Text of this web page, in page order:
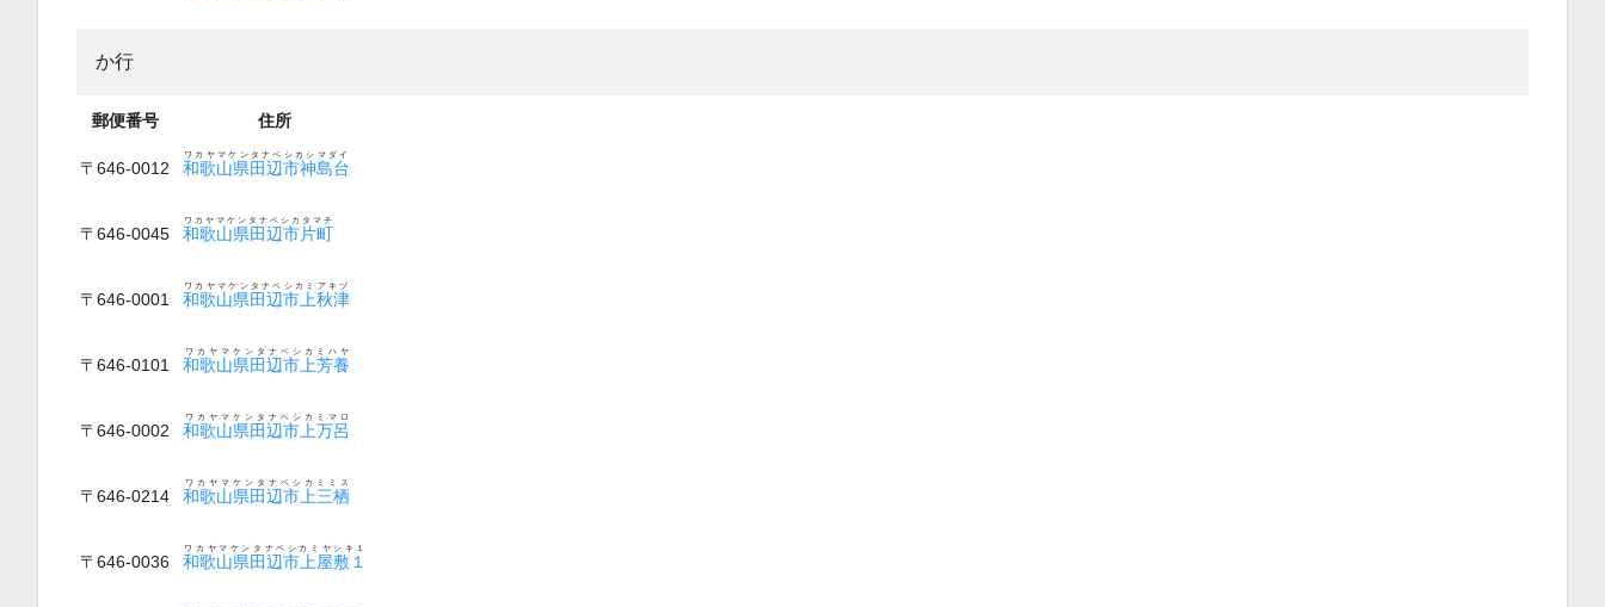
か行
郵便番号 住所
〒646-0012 和歌山県田辺市神島台
ワカヤマケンタナベシカシマダイ
〒646-0045 和歌山県田辺市片町
ワカヤマケンタナベシカタマチ
〒646-0001 和歌山県田辺市上秋津
ワカヤマケンタナベシカミアキヅ
〒646-0101 和歌山県田辺市上芳養
ワカヤマケンタナベシカミハヤ
〒646-0002 和歌山県田辺市上万呂
ワカヤマケンタナベシカミマロ
〒646-0214 和歌山県田辺市上三栖
ワカヤマケンタナベシカミミス
〒646-0036 和歌山県田辺市上屋敷１
ワカヤマケンタナベシカミヤシキ１